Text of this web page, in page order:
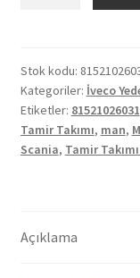
Scania
Daf
Mercedes
Kurutuculu
Tahliye
81521026031Y
Stok kodu:
Kategoriler: İveco
Etiketler: 81521026031
Tamir Takımı, man,
Scania, Tamir
Açıklama